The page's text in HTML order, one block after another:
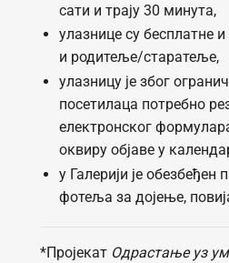
сати и трају 30 минута,
улазнице су бесплатне
и родитеље/старатеље,
улазницу је због
посетилаца потребно
електронског
оквиру објаве у
у Галерији је обезбеђен
фотеља за дојење,
*Пројекат Одрастање уз